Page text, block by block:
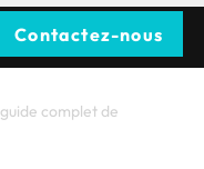
Contactez-nous
complet de